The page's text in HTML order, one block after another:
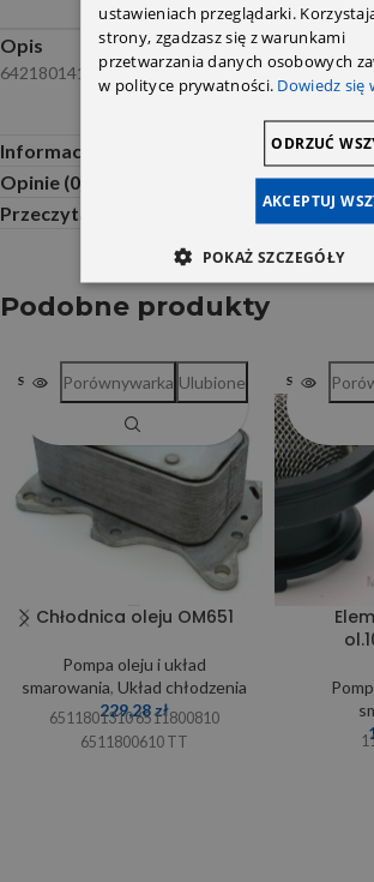
Opis
64218014100218142
Informacje dodatkowe
Opinie (0)
Przeczytaj Przed Zakupem
Podobne produkty
SOLD OUT
Chłodnica oleju OM651
Pompa oleju i układ
smarowania, Układ chłodzenia
229,28zł
6511801310 6511800810
6511800610 TT
Porównywarka Ulubione SOLD OUT
ustawieniach przeglądarki.
strony, zgadzasz się z warunkami
przetwarzania danych osobowych
w polityce prywatności. Dowiedz się
AKCEPTUJ
ODRZUĆ
POKAŻ SZCZEGÓŁY